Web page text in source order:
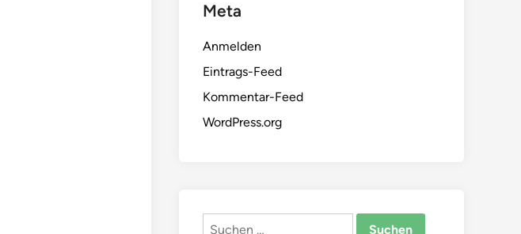
Meta
Anmelden
Eintrags-Feed
Kommentar-Feed
WordPress.org
Suchen